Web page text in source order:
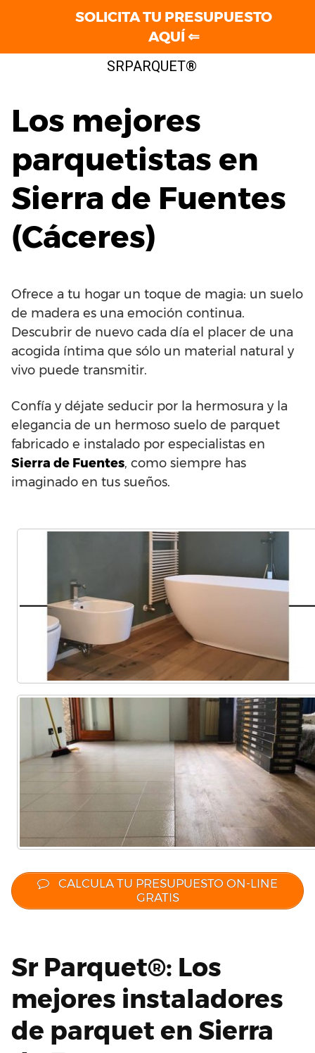
SRPARQUET®
Los mejores
parquetistas en
Sierra de Fuentes
(Cáceres)
Ofrece a tu hogar un toque de magia: un suelo
de madera es una emoción continua.
Descubrir de nuevo cada día el placer de una
acogida íntima que sólo un material natural y
vivo puede transmitir.
Confía y déjate seducir por la hermosura y la
elegancia de un hermoso suelo de parquet
fabricado e instalado por especialistas en
Sierra de Fuentes, como siempre has
imaginado en tus sueños.
CALCULA TU PRESUPUESTO ON-LINE
GRATIS
Sr Parquet®: Los
mejores instaladores
de parquet en Sierra
SOLICITA TU PRESUPUESTO
AQUÍ ⇐